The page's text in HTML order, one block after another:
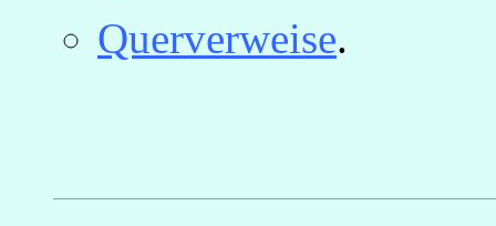
Querverweise.